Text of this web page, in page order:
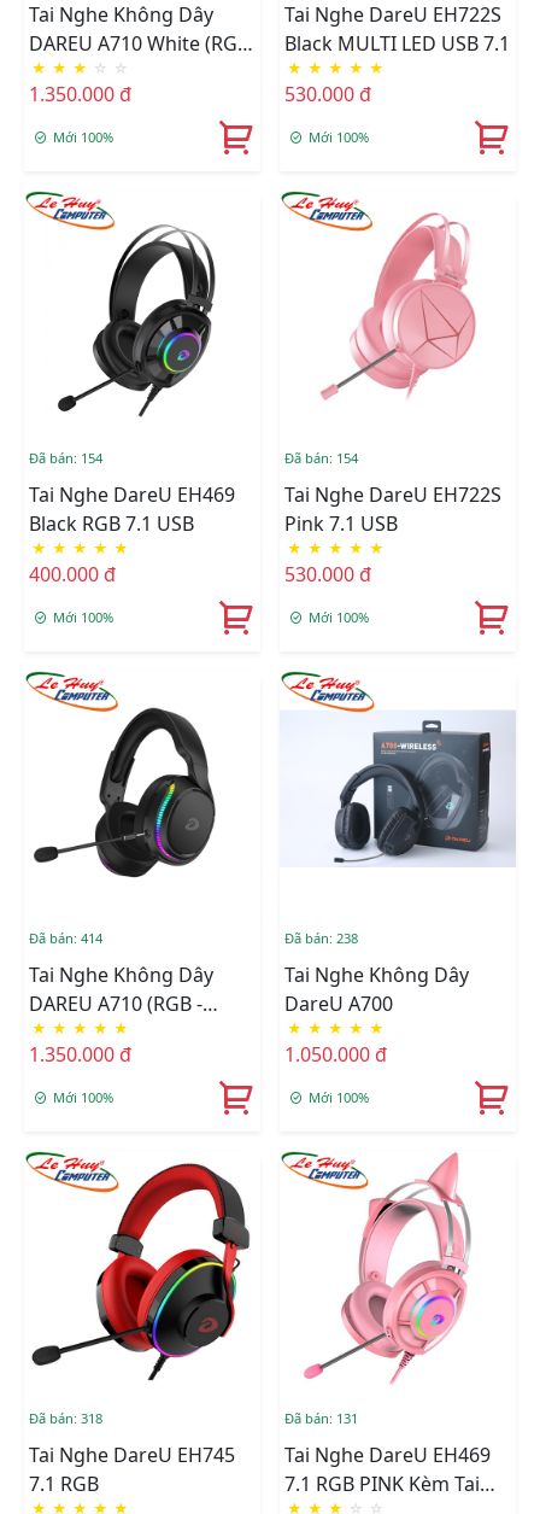
Tai Nghe Không Dây
DAREU A710 White (RGB
- WIRELESS 5.8G)
★ ★ ★ ☆ ☆
1.350.000 đ
Mới 100%
Tai Nghe DareU EH722S
Black MULTI LED USB 7.1
★ ★ ★ ★ ★
530.000 đ
Mới 100%
Đã bán: 154
Tai Nghe DareU EH469
Black RGB 7.1 USB
★ ★ ★ ★ ★
400.000 đ
Mới 100%
Đã bán: 154
Tai Nghe DareU EH722S
Pink 7.1 USB
★ ★ ★ ★ ★
530.000 đ
Mới 100%
Đã bán: 414
Tai Nghe Không Dây
DAREU A710 (RGB -
WIRELESS 5.8G)
★ ★ ★ ★ ★
1.350.000 đ
Mới 100%
Đã bán: 238
Tai Nghe Không Dây
DareU A700
★ ★ ★ ★ ★
1.050.000 đ
Mới 100%
Đã bán: 318
Tai Nghe DareU EH745
7.1 RGB
★ ★ ★ ★ ★
Đã bán: 131
Tai Nghe DareU EH469
7.1 RGB PINK Kèm Tai
★ ★ ★ ☆ ☆